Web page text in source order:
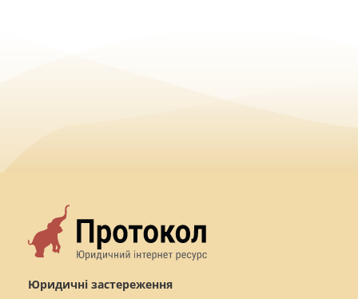
Юридичні застереження